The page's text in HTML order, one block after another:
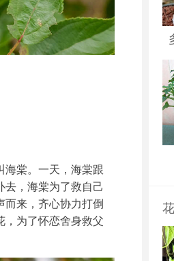
海棠。一天，海棠跟
去，海棠为了救自己
来，齐心协力打倒
，为了怀恋舍身救父